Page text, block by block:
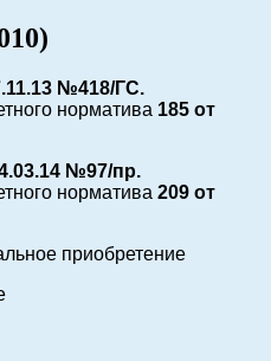
№418/ГС.
норматива 185 от
№97/пр.
норматива 209 от
приобретение